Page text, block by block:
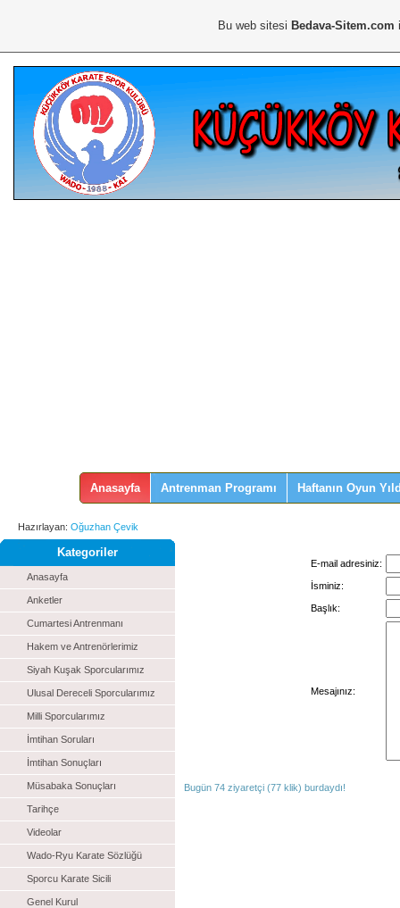
Anasayfa Antrenman Programı Haftanın Oyun
Hazırlayan: Oğuzhan Çevik
Kategoriler
Anasayfa
Anketler
Cumartesi Antrenmanı
Hakem ve Antrenörlerimiz
Siyah Kuşak Sporcularımız
Ulusal Dereceli Sporcularımız
Milli Sporcularımız
İmtihan Soruları
İmtihan Sonuçları
Müsabaka Sonuçları
Tarihçe
Videolar
Wado-Ryu Karate Sözlüğü
Sporcu Karate Sicili
Genel Kurul
E-mail adresiniz:
İsminiz:
Başlık:
Mesajınız:
Bugün 74 ziyaretçi (77 klik) burdaydı!
Bu web sitesi Bedava-Sitem.com